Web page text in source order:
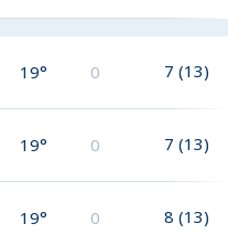
19° 0 7 (13)
19° 0 7 (13)
19° 0 8 (13)